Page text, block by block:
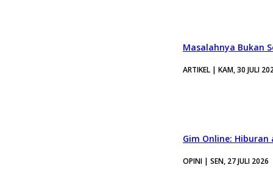
Masalahnya Bukan
ARTIKEL | KAM, 30 JULI
Gim Online:
OPINI | SEN, 27 JULI 2026